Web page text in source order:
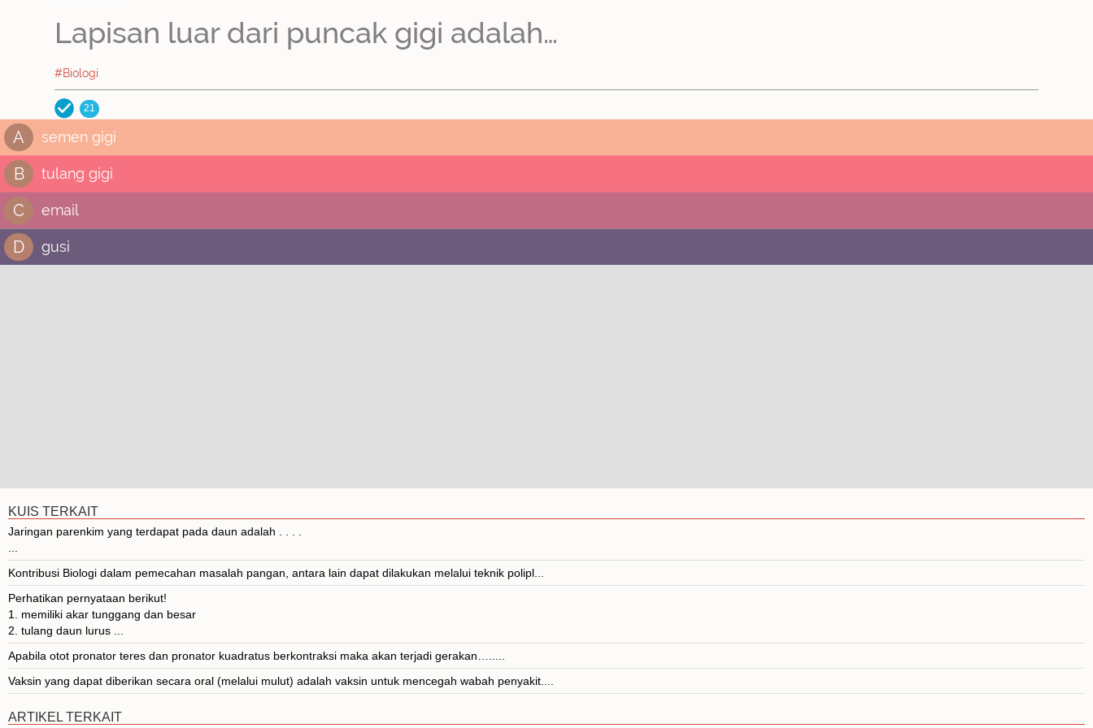
Lapisan luar dari puncak gigi adalah…
#Biologi
21
A semen gigi
B tulang gigi
C email
D gusi
KUIS TERKAIT
Jaringan parenkim yang terdapat pada daun adalah . . . .
Kontribusi Biologi dalam pemecahan masalah pangan, antara lain dapat dilakukan melalui teknik polipl...
Perhatikan pernyataan berikut!
1. memiliki akar tunggang dan besar
2. tulang daun lurus ...
Apabila otot pronator teres dan pronator kuadratus berkontraksi maka akan terjadi gerakan….....
Vaksin yang dapat diberikan secara oral (melalui mulut) adalah vaksin untuk mencegah wabah penyakit....
ARTIKEL TERKAIT